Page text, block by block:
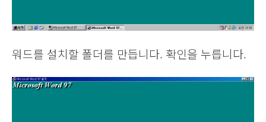
워드를 설치할 폴더를 만듭니다. 확인을 누릅니다.